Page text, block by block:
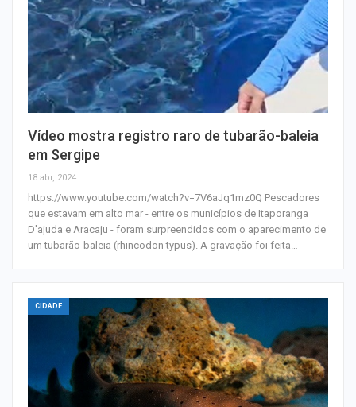
Vídeo mostra registro raro de tubarão-baleia
em Sergipe
18 abr, 2024
https://www.youtube.com/watch?v=7V6aJq1mz0Q Pescadores
que estavam em alto mar - entre os municípios de Itaporanga
D'ajuda e Aracaju - foram surpreendidos com o aparecimento de
um tubarão-baleia (rhincodon typus). A gravação foi feita…
CIDADE